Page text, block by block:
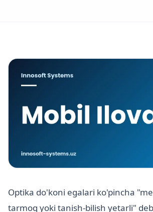
Optika do'koni egalari ko'pincha
tarmoq yoki tanish-bilish yetarli"